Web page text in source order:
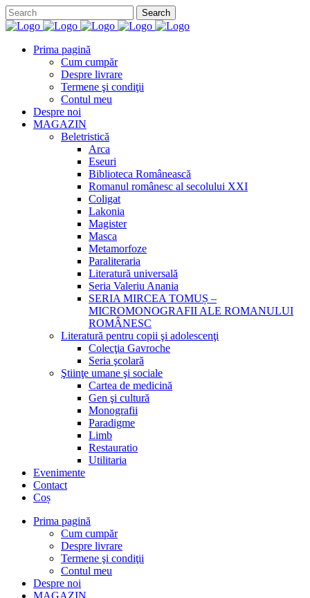
Prima pagină
Cum cumpăr
Despre livrare
Termene şi condiţii
Contul meu
Despre noi
MAGAZIN
Beletristică
Arca
Eseuri
Biblioteca Românească
Romanul românesc al secolului XXI
Coligat
Lakonia
Magister
Masca
Metamorfoze
Paraliteraria
Literatură universală
Seria Valeriu Anania
SERIA MIRCEA TOMUȘ –
MICROMONOGRAFII ALE ROMANULUI
ROMÂNESC
Literatură pentru copii şi adolescenţi
Colecţia Gavroche
Seria şcolară
Ştiinţe umane şi sociale
Cartea de medicină
Gen şi cultură
Monografii
Paradigme
Limb
Restauratio
Utilitaria
Evenimente
Contact
Coș
Prima pagină
Cum cumpăr
Despre livrare
Termene şi condiţii
Contul meu
Despre noi
MAGAZIN